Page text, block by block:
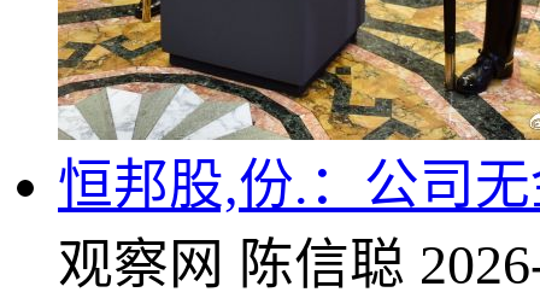
恒邦股,份.：公司
观察网 陈信聪